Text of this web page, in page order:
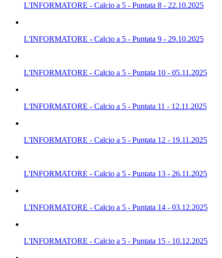
L'INFORMATORE - Calcio a 5 - Puntata 8 - 22.10.2025
L'INFORMATORE - Calcio a 5 - Puntata 9 - 29.10.2025
L'INFORMATORE - Calcio a 5 - Puntata 10 - 05.11.2025
L'INFORMATORE - Calcio a 5 - Puntata 11 - 12.11.2025
L'INFORMATORE - Calcio a 5 - Puntata 12 - 19.11.2025
L'INFORMATORE - Calcio a 5 - Puntata 13 - 26.11.2025
L'INFORMATORE - Calcio a 5 - Puntata 14 - 03.12.2025
L'INFORMATORE - Calcio a 5 - Puntata 15 - 10.12.2025